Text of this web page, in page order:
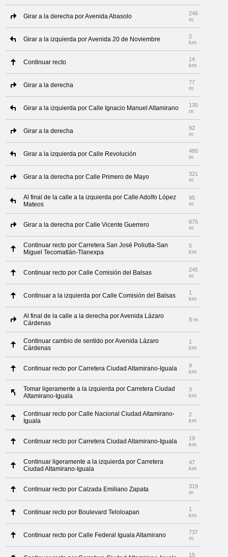
Girar a la derecha por Avenida Abasolo
246
m
Girar a la izquierda por Avenida 20 de Noviembre
2
km
Continuar recto
14
km
Girar a la derecha
77
m
Girar a la izquierda por Calle Ignacio Manuel Altamirano
130
m
Girar a la derecha
92
m
Girar a la izquierda por Calle Revolución
480
m
Girar a la derecha por Calle Primero de Mayo
321
m
Al final de la calle a la izquierda por Calle Adolfo López
Mateos
95
m
Girar a la derecha por Calle Vicente Guerrero
875
m
Continuar recto por Carretera San José Poliutla-San
Miguel Tecomatlán-Tlanexpa
5
km
Continuar recto por Calle Comisión del Balsas
245
m
Continuar a la izquierda por Calle Comisión del Balsas
1
km
Al final de la calle a la derecha por Avenida Lázaro
Cárdenas
8 m
Continuar cambio de sentido por Avenida Lázaro
Cárdenas
1
km
Continuar recto por Carretera Ciudad Altamirano-Iguala
9
km
Tomar ligeramente a la izquierda por Carretera Ciudad
Altamirano-Iguala
3
km
Continuar recto por Calle Nacional Ciudad Altamirano-
Iguala
2
km
Continuar recto por Carretera Ciudad Altamirano-Iguala
19
km
Continuar ligeramente a la izquierda por Carretera
Ciudad Altamirano-Iguala
47
km
Continuar recto por Calzada Emiliano Zapata
319
m
Continuar recto por Boulevard Teloloapan
1
km
Continuar recto por Calle Federal Iguala Altamirano
737
m
15